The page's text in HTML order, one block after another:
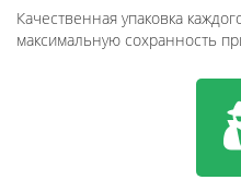
Качественная упаковка
максимальную сохранность